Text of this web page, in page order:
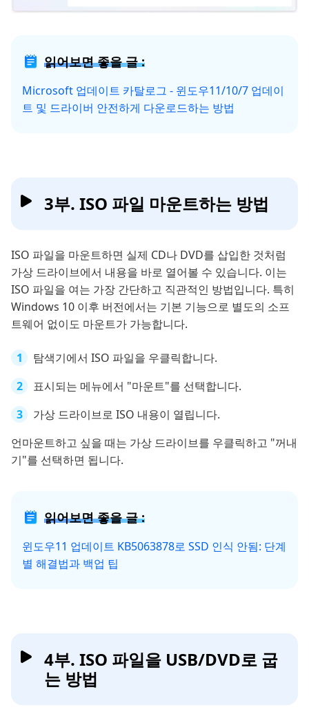
읽어보면 좋을 글 :
Microsoft 업데이트 카탈로그 - 윈도우11/10/7 업데이
트 및 드라이버 안전하게 다운로드하는 방법
3부. ISO 파일 마운트하는 방법
ISO 파일을 마운트하면 실제 CD나 DVD를 삽입한 것처럼
가상 드라이브에서 내용을 바로 열어볼 수 있습니다. 이는
ISO 파일을 여는 가장 간단하고 직관적인 방법입니다. 특히
Windows 10 이후 버전에서는 기본 기능으로 별도의 소프
트웨어 없이도 마운트가 가능합니다.
탐색기에서 ISO 파일을 우클릭합니다.
표시되는 메뉴에서 "마운트"를 선택합니다.
가상 드라이브로 ISO 내용이 열립니다.
언마운트하고 싶을 때는 가상 드라이브를 우클릭하고 "꺼내
기"를 선택하면 됩니다.
읽어보면 좋을 글 :
윈도우11 업데이트 KB5063878로 SSD 인식 안됨: 단계
별 해결법과 백업 팁
4부. ISO 파일을 USB/DVD로 굽
는 방법